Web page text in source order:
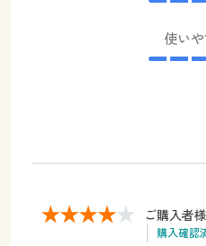
使い
ご購入者様
購入確認